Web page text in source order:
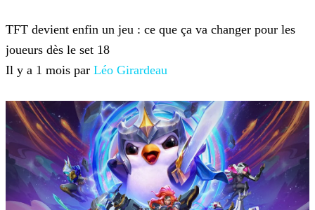
TFT devient enfin un jeu : ce que ça va changer pour les
joueurs dès le set 18
Il y a 1 mois par Léo Girardeau